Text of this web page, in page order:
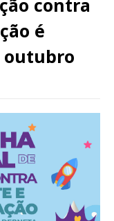
contra
é
outubro